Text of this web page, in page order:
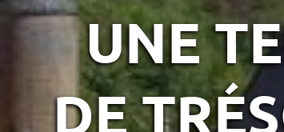
UNE
DE